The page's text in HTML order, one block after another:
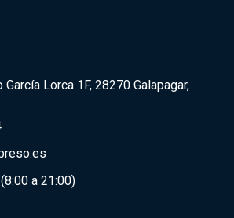
Lorca 1F, 28270 Galapagar,
a 21:00)